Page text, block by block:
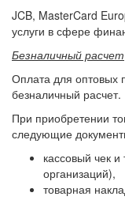
JCB, MasterCard
услуги в сфере
Безналичный расчет
Оплата для оптовых
безналичный расчет.
При приобретении
следующие
кассовый чек
организаций),
товарная